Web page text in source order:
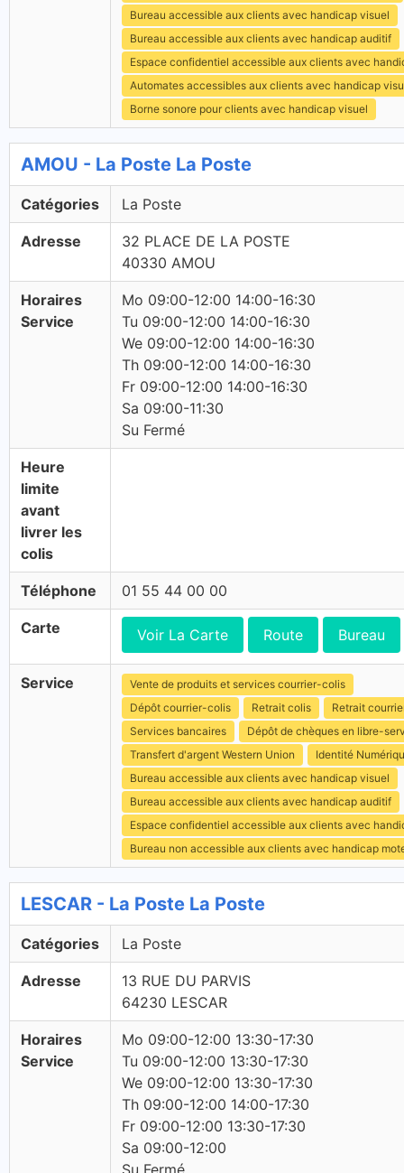
Bureau accessible aux clients avec handicap visuel
Bureau accessible aux clients avec handicap auditif
Espace confidentiel accessible aux clients avec
Automates accessibles aux clients avec handicap
Borne sonore pour clients avec handicap visuel
AMOU - La Poste La Poste
Catégories La Poste
Adresse
32 PLACE DE LA POSTE
40330 AMOU
Horaires
Service
Mo 09:00-12:00 14:00-16:30
Tu 09:00-12:00 14:00-16:30
We 09:00-12:00 14:00-16:30
Th 09:00-12:00 14:00-16:30
Fr 09:00-12:00 14:00-16:30
Sa 09:00-11:30
Su Fermé
Heure
limite
avant
livrer les
colis
Téléphone 01 55 44 00 00
Carte Voir La Carte Route Bureau
Service
Vente de produits et services courrier-colis
Dépôt courrier-colis
Retrait colis
Retrait
Services bancaires
Dépôt de chèques en libre-
Transfert d'argent Western Union
Identité
Bureau accessible aux clients avec handicap visuel
Bureau accessible aux clients avec handicap auditif
Espace confidentiel accessible aux clients avec
Bureau non accessible aux clients avec handicap
LESCAR - La Poste La Poste
Catégories La Poste
Adresse
13 RUE DU PARVIS
64230 LESCAR
Horaires
Service
Mo 09:00-12:00 13:30-17:30
Tu 09:00-12:00 13:30-17:30
We 09:00-12:00 13:30-17:30
Th 09:00-12:00 14:00-17:30
Fr 09:00-12:00 13:30-17:30
Sa 09:00-12:00
Su Fermé